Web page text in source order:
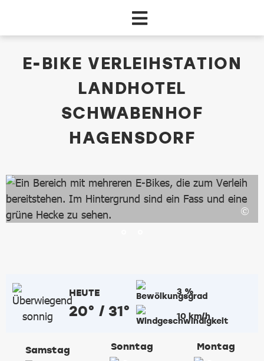
E-BIKE VERLEIHSTATION
LANDHOTEL
SCHWABENHOF
HAGENSDORF
HEUTE
20° / 31°
3 %
10 km/h
Samstag Sonntag Montag